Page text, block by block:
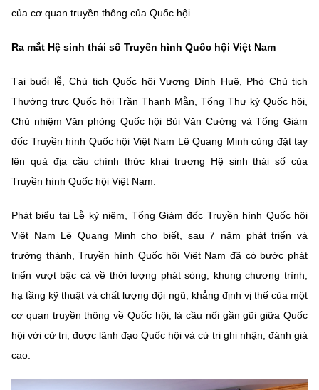
của cơ quan truyền thông của Quốc hội.
Ra mắt Hệ sinh thái số Truyền hình Quốc hội Việt Nam
Tại buổi lễ, Chủ tịch Quốc hội Vương Đình Huệ, Phó Chủ tịch
Thường trực Quốc hội Trần Thanh Mẫn, Tổng Thư ký Quốc hội,
Chủ nhiệm Văn phòng Quốc hội Bùi Văn Cường và Tổng Giám
đốc Truyền hình Quốc hội Việt Nam Lê Quang Minh cùng đặt tay
lên quả địa cầu chính thức khai trương Hệ sinh thái số của
Truyền hình Quốc hội Việt Nam.
Phát biểu tại Lễ kỷ niệm, Tổng Giám đốc Truyền hình Quốc hội
Việt Nam Lê Quang Minh cho biết, sau 7 năm phát triển và
trưởng thành, Truyền hình Quốc hội Việt Nam đã có bước phát
triển vượt bậc cả về thời lượng phát sóng, khung chương trình,
hạ tầng kỹ thuật và chất lượng đội ngũ, khẳng định vị thế của một
cơ quan truyền thông về Quốc hội, là cầu nối gần gũi giữa Quốc
hội với cử tri, được lãnh đạo Quốc hội và cử tri ghi nhận, đánh giá
cao.